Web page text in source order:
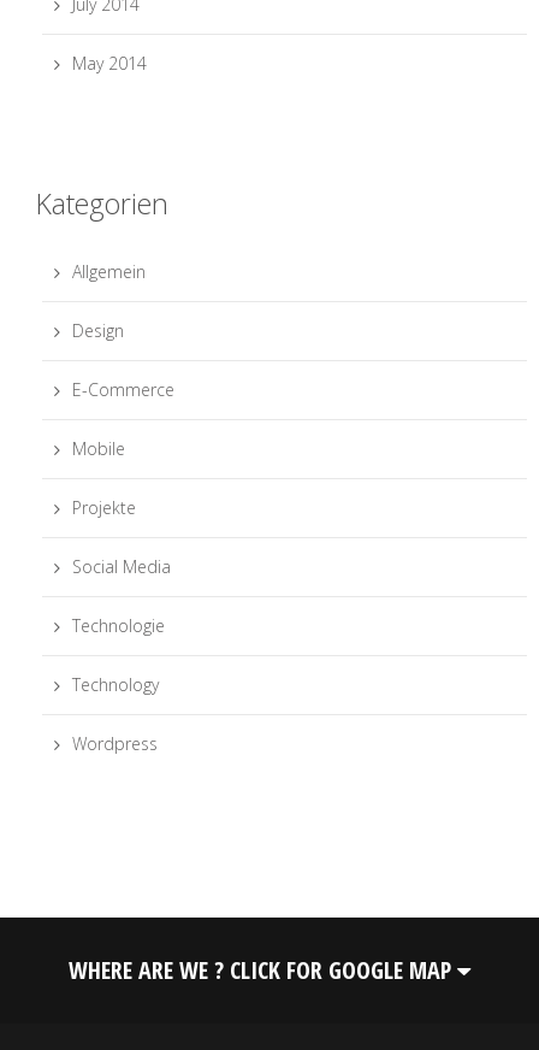
May 2014
Kategorien
Allgemein
Design
E-Commerce
Mobile
Projekte
Social Media
Technologie
Technology
Wordpress
WHERE ARE WE ? CLICK FOR GOOGLE MAP